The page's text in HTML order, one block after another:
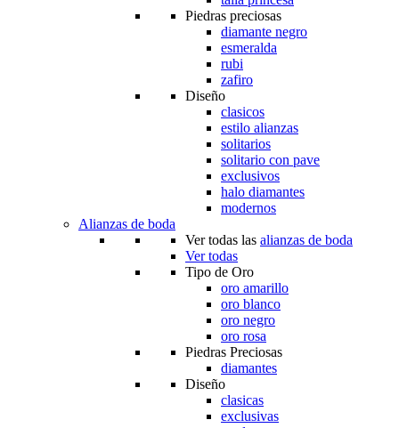
Piedras preciosas
diamante negro
esmeralda
rubi
zafiro
Diseño
clasicos
estilo alianzas
solitarios
solitario con pave
exclusivos
halo diamantes
modernos
Alianzas de boda
Ver todas las alianzas de boda
Ver todas
Tipo de Oro
oro amarillo
oro blanco
oro negro
oro rosa
Piedras Preciosas
diamantes
Diseño
clasicas
exclusivas